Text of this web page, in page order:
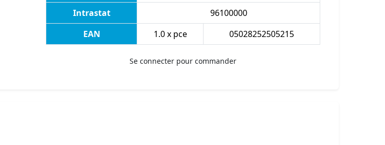
Intrastat
96100000
EAN
1.0 x pce 05028252505215
Se connecter pour commander